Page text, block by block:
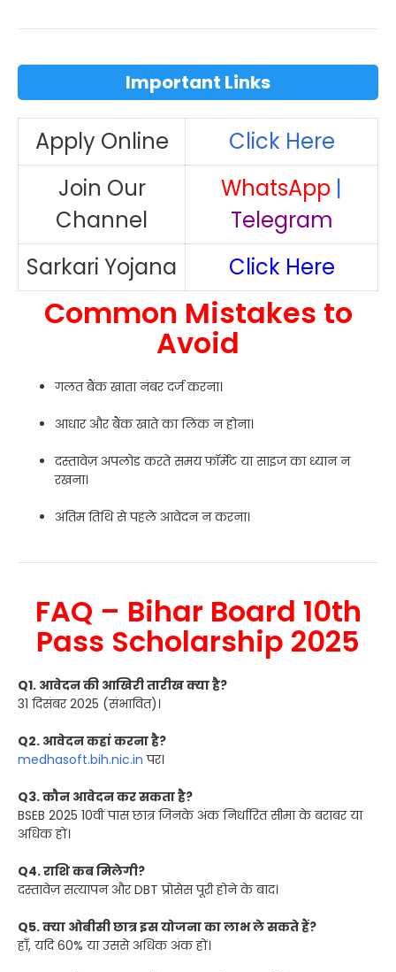
Important Links
Apply Online
Click Here
Join Our
Channel
WhatsApp |
Telegram
Sarkari Yojana
Click Here
Common Mistakes to
Avoid
गलत बैंक खाता नंबर दर्ज करना।
आधार और बैंक खाते का लिंक न होना।
दस्तावेज़ अपलोड करते समय फॉर्मेट या साइज का ध्यान न
रखना।
अंतिम तिथि से पहले आवेदन न करना।
FAQ – Bihar Board 10th
Pass Scholarship 2025
Q1. आवेदन की आखिरी तारीख क्या है?
31 दिसंबर 2025 (संभावित)।
Q2. आवेदन कहां करना है?
medhasoft.bih.nic.in पर।
Q3. कौन आवेदन कर सकता है?
BSEB 2025 10वीं पास छात्र जिनके अंक निर्धारित सीमा के बराबर या
अधिक हों।
Q4. राशि कब मिलेगी?
दस्तावेज़ सत्यापन और DBT प्रोसेस पूरी होने के बाद।
Q5. क्या ओबीसी छात्र इस योजना का लाभ ले सकते हैं?
हाँ, यदि 60% या उससे अधिक अंक हों।